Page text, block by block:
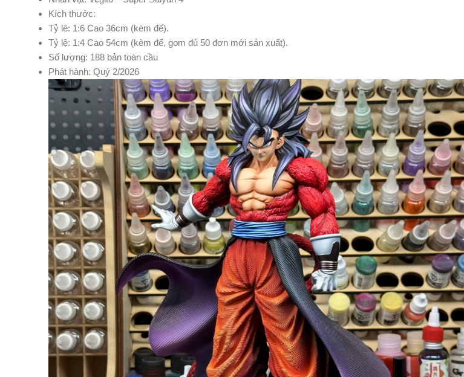
Kích thước:
Tỷ lê: 1:6 Cao 36cm (kèm đế).
Tỷ lệ: 1:4 Cao 54cm (kèm đế, gom đủ 50 đơn mới sản xuất).
Số lượng: 188 bản toàn cầu
Phát hành: Quý 2/2026